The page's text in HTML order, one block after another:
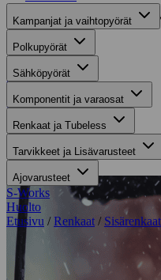
Valitettavasti haullasi ei
Suositut osastot
Gravel-pyörät
Maastosähköpyörät
Kaupunkisähköpyörät
Kampanjat ja vaihtopyörät
Polkupyörät
Sähköpyörät
Komponentit ja varaosat
Renkaat ja Tubeless
Tarvikkeet ja Lisävarusteet
Ajovarusteet
S-Works
Huolto
Etusivu /Renkaat / Sisärenkaat
Suurenna kuva